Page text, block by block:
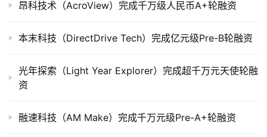
创
学
昂科技术（AcroView）完成千万级人民币A+轮融资
本末科技（DirectDrive Tech）完成亿元级Pre-B轮融资
光年探索（Light Year Explorer）完成超千万元天使轮融
资
融速科技（AM Make）完成千万元级Pre-A+轮融资